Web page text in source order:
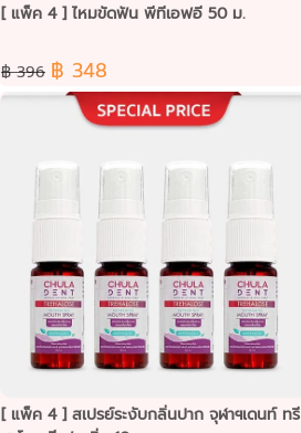
[ แพ็ค 4 ] ไหมขัดฟัน พีทีเอฟอี 50 ม.
฿ 396 ฿ 348
[ แพ็ค 4 ] สเปรย์ระงับกลิ่นปาก จุฬาฯเดนท์ ทรี